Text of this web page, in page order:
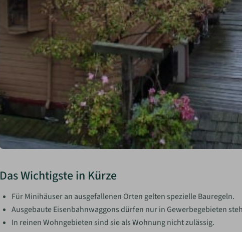
Das Wichtigste in Kürze
Für Minihäuser an ausgefallenen Orten gelten spezielle Bauregeln.
Ausgebaute Eisenbahnwaggons dürfen nur in Gewerbegebieten
In reinen Wohngebieten sind sie als Wohnung nicht zulässig.